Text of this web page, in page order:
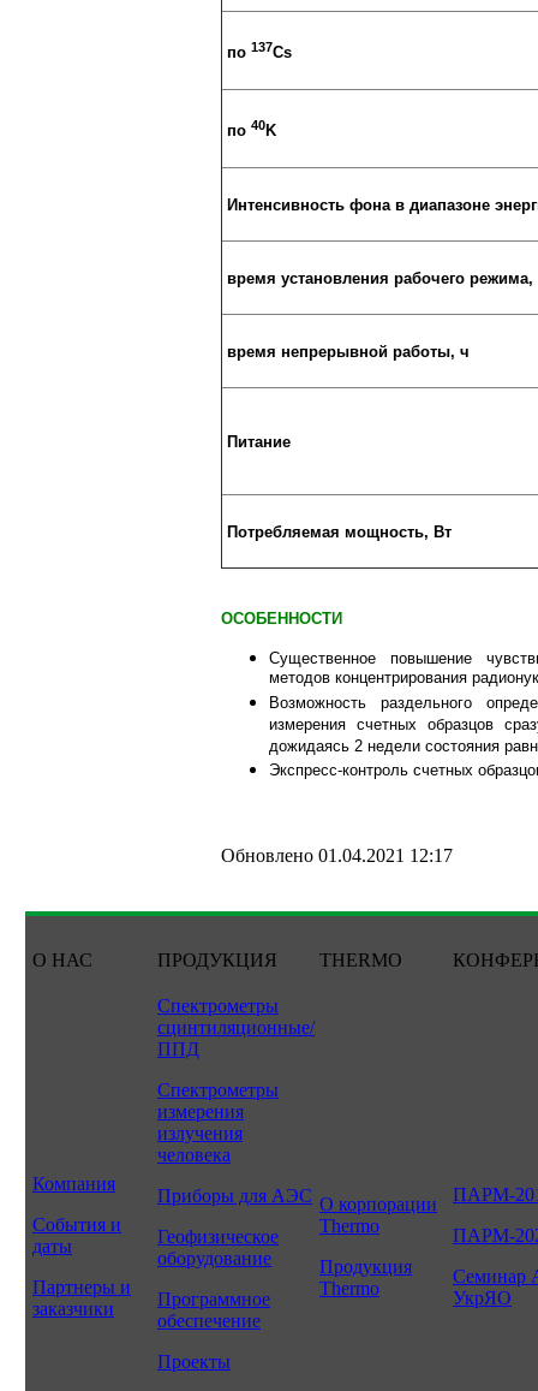
по 137Cs
по 40K
Интенсивность фона в диапазоне
время установления рабочего
время непрерывной работы, ч
Питание
Потребляемая мощность, Вт
ОСОБЕННОСТИ
Существенное повышение
методов концентрирования
Возможность раздельного
измерения счетных образцов
дожидаясь 2 недели состояния
Экспресс-контроль счетных
Обновлено 01.04.2021 12:17
О НАС ПРОДУКЦИЯ THERMO
Компания
События и
даты
Партнеры и
заказчики
Спектрометры
сцинтиляционные/
ППД
Спектрометры
измерения
излучения
человека
Приборы для АЭС
Геофизическое
оборудование
Программное
обеспечение
Проекты
О корпорации
Thermo
Продукция
Thermo
ПАРМ-
ПАРМ-
Семинар
УкрЯО